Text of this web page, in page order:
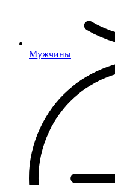
Мужчины